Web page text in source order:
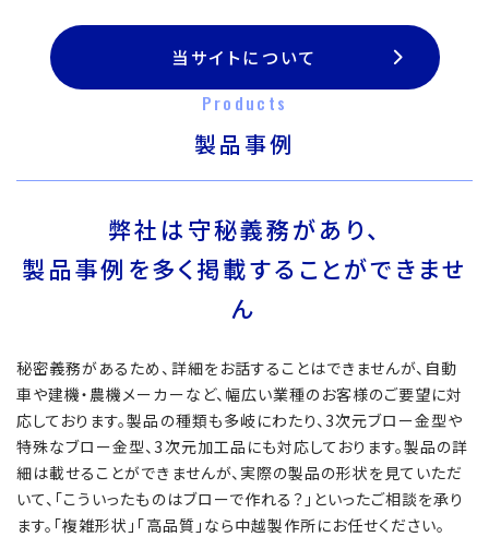
当サイトについて
Products
製品事例
弊社は守秘義務があり、
製品事例を多く掲載することができませ
ん
秘密義務があるため、詳細をお話することはできませんが、自動
車や建機・農機メーカーなど、幅広い業種のお客様のご要望に対
応しております。製品の種類も多岐にわたり、3次元ブロー金型や
特殊なブロー金型、3次元加工品にも対応しております。製品の詳
細は載せることができませんが、実際の製品の形状を見ていただ
いて、「こういったものはブローで作れる？」といったご相談を承り
ます。「複雑形状」「高品質」なら中越製作所にお任せください。